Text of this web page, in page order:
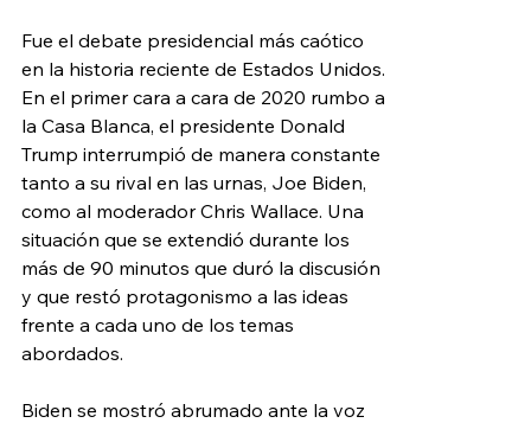
Fue el debate presidencial más caótico
en la historia reciente de Estados Unidos.
En el primer cara a cara de 2020 rumbo a
la Casa Blanca, el presidente Donald
Trump interrumpió de manera constante
tanto a su rival en las urnas, Joe Biden,
como al moderador Chris Wallace. Una
situación que se extendió durante los
más de 90 minutos que duró la discusión
y que restó protagonismo a las ideas
frente a cada uno de los temas
abordados.
Biden se mostró abrumado ante la voz